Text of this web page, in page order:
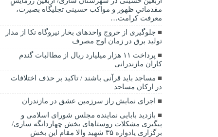
مقدماتیِ ظهور و مواکب حسینی تجلیگاه بصیرت،
معرفت کرامت…
جلوگیری از خروج واحدهای بخار نیروگاه نکا از مدار
تولید برق در زمان اوج مصرف
پرداخت ۱۱ هزار میلیارد ریال از مطالبات گندم
کاران مازندرانی
مساجد باید قرآنی باشند / تاکید بر حذف اختلافات
در ارکان مساجد
اجرای نمایش راز سرزمین عشق در مازندران
بازدید بابایی نماینده مجلس شورای اسلامی و
پیگیری مشکلات روستاهای بخش چهاردانگه ساری/
برگزاری یادواره ۳۵ شهید والا مقام این بخش